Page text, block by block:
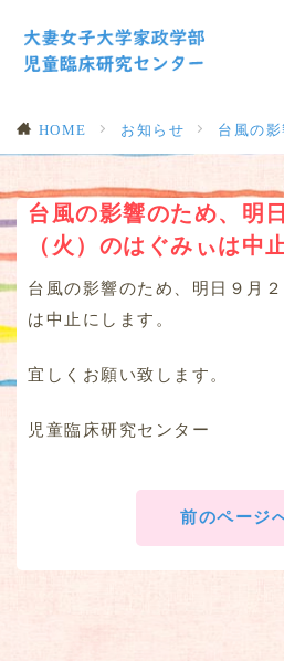
HOME お知らせ 台風の
台風の影響のため、明
（火）のはぐみぃは中
台風の影響のため、明日９月
は中止にします。
宜しくお願い致します。
児童臨床研究センター
前のページ